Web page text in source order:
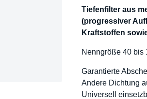
Tiefenfilter aus
(progressiver
Kraftstoffen
Nenngröße 40 bis
Garantierte
Andere Dichtung
Universell